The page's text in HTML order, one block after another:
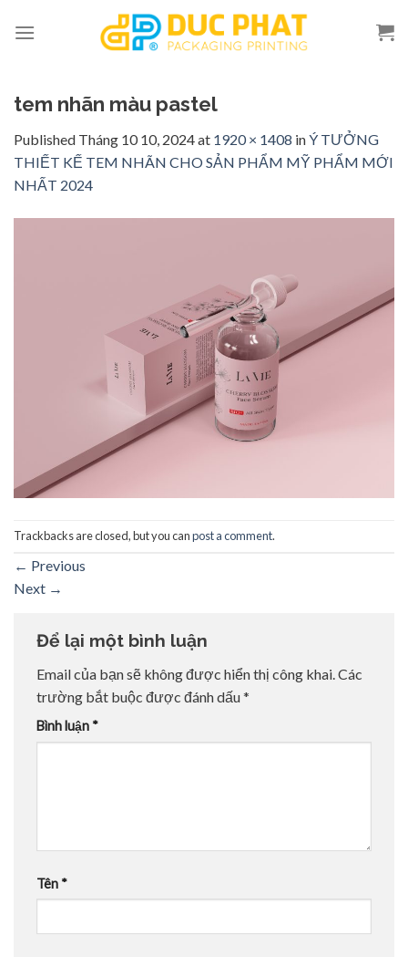
tem nhãn màu pastel
Published Tháng 10 10, 2024at 1920 × 1408 inÝ TƯỞNG
THIẾT KẾ TEM NHÃN CHO SẢN PHẨM MỸ PHẨM MỚI
NHẤT 2024
Trackbacks are closed, but you canpost a comment.
← Previous
Next →
Để lại một bình luận
Email của bạn sẽ không được hiển thị công khai.Các
trường bắt buộc được đánh dấu*
Bình luận *
Tên *